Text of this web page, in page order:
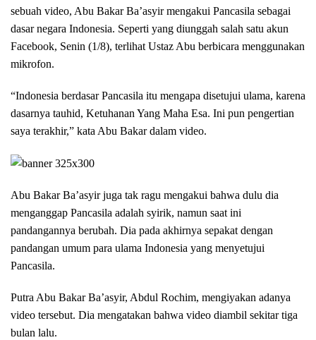
sebuah video, Abu Bakar Ba’asyir mengakui Pancasila sebagai
dasar negara Indonesia. Seperti yang diunggah salah satu akun
Facebook, Senin (1/8), terlihat Ustaz Abu berbicara menggunakan
mikrofon.
“Indonesia berdasar Pancasila itu mengapa disetujui ulama, karena
dasarnya tauhid, Ketuhanan Yang Maha Esa. Ini pun pengertian
saya terakhir,” kata Abu Bakar dalam video.
Abu Bakar Ba’asyir juga tak ragu mengakui bahwa dulu dia
menganggap Pancasila adalah syirik, namun saat ini
pandangannya berubah. Dia pada akhirnya sepakat dengan
pandangan umum para ulama Indonesia yang menyetujui
Pancasila.
Putra Abu Bakar Ba’asyir, Abdul Rochim, mengiyakan adanya
video tersebut. Dia mengatakan bahwa video diambil sekitar tiga
bulan lalu.